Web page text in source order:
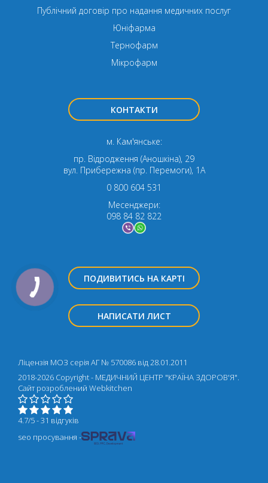
Публічний договір про надання медичних послуг
Юніфарма
Тернофарм
Мікрофарм
КОНТАКТИ
м. Кам'янське:
пр. Відродження (Аношкіна), 29
вул. Прибережна (пр. Перемоги), 1А
0 800 604 531
Месенджери:
098 84 82 822
ПОДИВИТИСЬ НА КАРТІ
НАПИСАТИ ЛИСТ
Ліцензія МОЗ серія АГ № 570086 від 28.01.2011
2018-2026 Copyright - МЕДИЧНИЙ ЦЕНТР "КРАЇНА ЗДОРОВ'Я".
Cайт розроблений Webkitchen
4.7/5 - 31 відгуків
seo просування -